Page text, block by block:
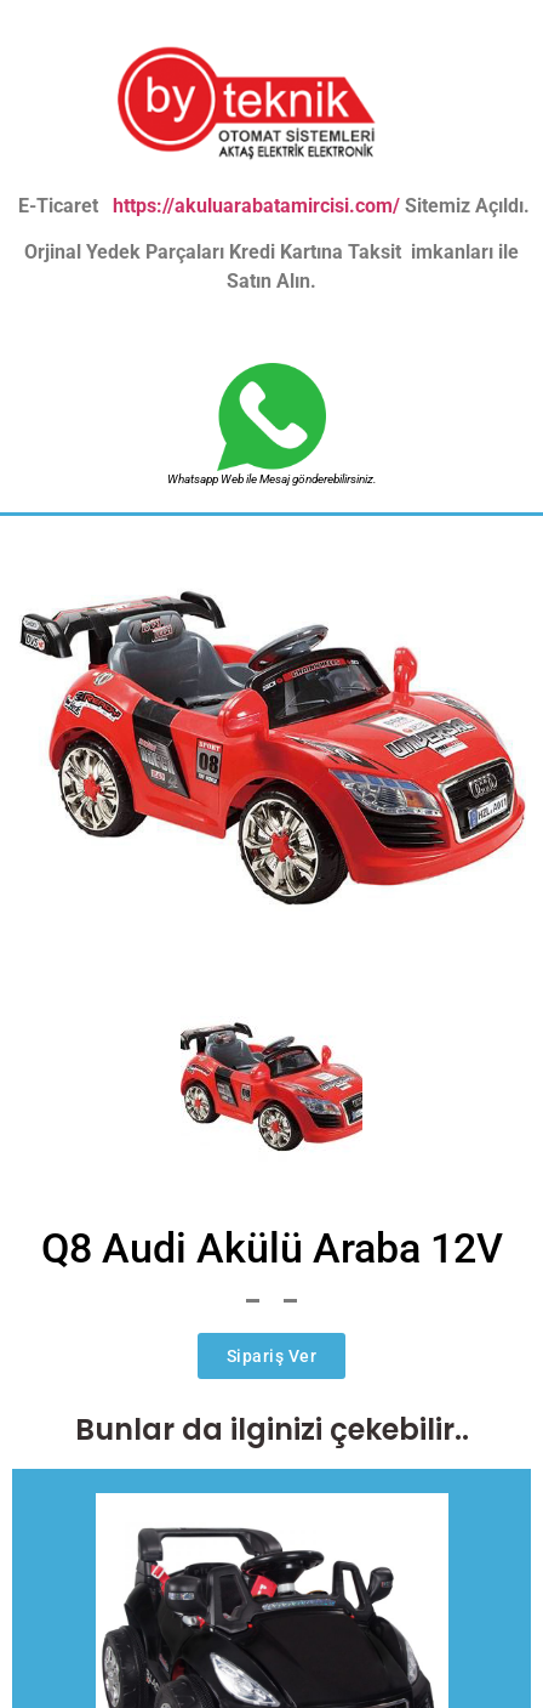
E-Ticaret https://akuluarabatamircisi.com/ Sitemiz Açıldı.
Orjinal Yedek Parçaları Kredi Kartına Taksit imkanları ile
Satın Alın.
Whatsapp Web ile Mesaj gönderebilirsiniz.
Q8 Audi Akülü Araba 12V
Sipariş Ver
Bunlar da ilginizi çekebilir..